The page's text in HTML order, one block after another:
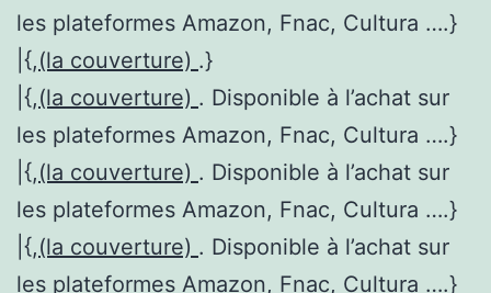
les plateformes Amazon, Fnac, Cultura ….}
|{,(la couverture) .}
|{,(la couverture) . Disponible à l’achat sur
les plateformes Amazon, Fnac, Cultura ….}
|{,(la couverture) . Disponible à l’achat sur
les plateformes Amazon, Fnac, Cultura ….}
|{,(la couverture) . Disponible à l’achat sur
les plateformes Amazon, Fnac, Cultura ….}